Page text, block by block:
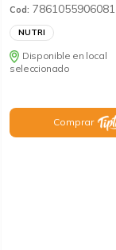
Cod: 7861055906081
NUTRI
Disponible en local
seleccionado
Comprar